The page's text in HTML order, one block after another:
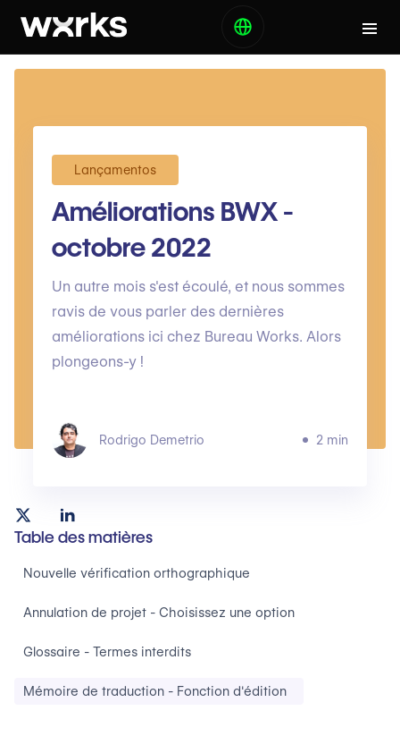
Lançamentos
Améliorations BWX -
octobre 2022
Un autre mois s'est écoulé, et nous sommes
ravis de vous parler des dernières
améliorations ici chez Bureau Works. Alors
plongeons-y !
Rodrigo Demetrio 2 min
Table des matières
‍Nouvelle vérification orthographique
Annulation de projet - Choisissez une option
Glossaire - Termes interdits
Mémoire de traduction - Fonction d'édition